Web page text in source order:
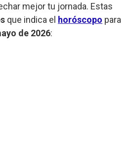
mejor tu jornada. Estas
que indica el horóscopo para
de 2026: